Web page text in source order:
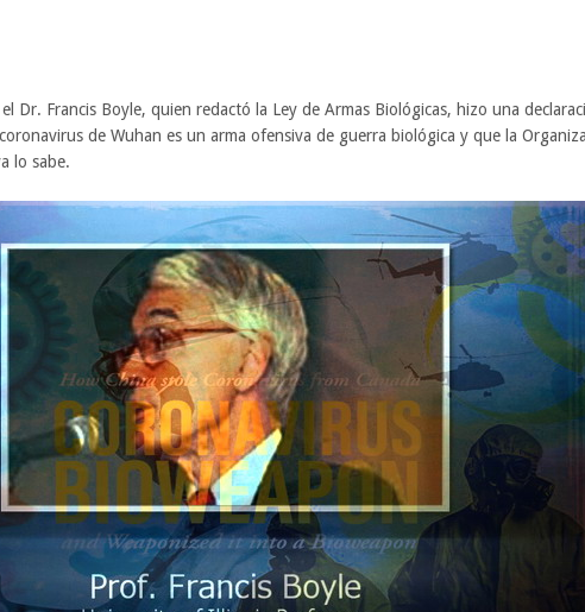
Dr. Francis Boyle, quien redactó la Ley de Armas Biológicas, hizo una
de Wuhan es un arma ofensiva de guerra biológica y que la
lo sabe.